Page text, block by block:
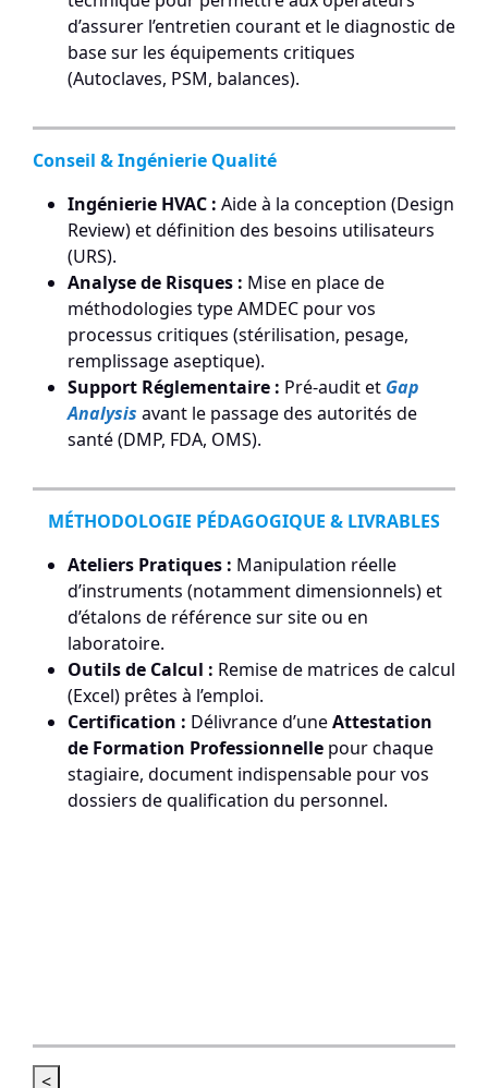
d’assurer l’entretien courant et le diagnostic de
base sur les équipements critiques
(Autoclaves, PSM, balances).
Conseil & Ingénierie Qualité
Ingénierie HVAC : Aide à la conception (Design
Review) et définition des besoins utilisateurs
(URS).
Analyse de Risques : Mise en place de
méthodologies type AMDEC pour vos
processus critiques (stérilisation, pesage,
remplissage aseptique).
Support Réglementaire : Pré-audit et Gap
Analysis avant le passage des autorités de
santé (DMP, FDA, OMS).
MÉTHODOLOGIE PÉDAGOGIQUE & LIVRABLES
Ateliers Pratiques : Manipulation réelle
d’instruments (notamment dimensionnels) et
d’étalons de référence sur site ou en
laboratoire.
Outils de Calcul : Remise de matrices de calcul
(Excel) prêtes à l’emploi.
Certification : Délivrance d’uneAttestation
de Formation Professionnelle pour chaque
stagiaire, document indispensable pour vos
dossiers de qualification du personnel.
<